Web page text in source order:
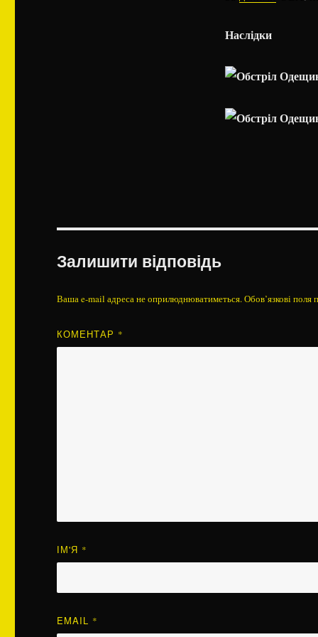
Наслідки
Залишити відповідь
Ваша e-mail адреса не оприлюднюватиметься.Обов’язкові поля
КОМЕНТАР *
ІМ'Я *
EMAIL *